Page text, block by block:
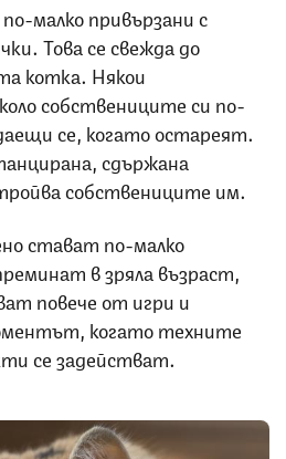
малко привързани с
Това се свежда до
котка. Някои
собствениците си по-
се, когато остареят.
сдържана
собствениците им.
стават по-малко
в зряла възраст,
повече от игри и
когато техните
се задействат.